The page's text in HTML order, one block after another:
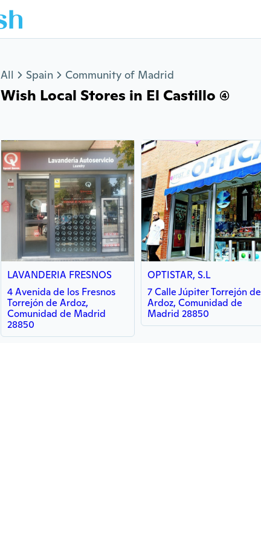
All Spain Community of Madrid
Wish Local Stores in El Castillo (4)
LAVANDERIA FRESNOS
4 Avenida de los Fresnos
Torrejón de Ardoz,
Comunidad de Madrid
28850
OPTISTAR, S.L
7 Calle Júpiter Torrejón de
Ardoz, Comunidad de
Madrid 28850